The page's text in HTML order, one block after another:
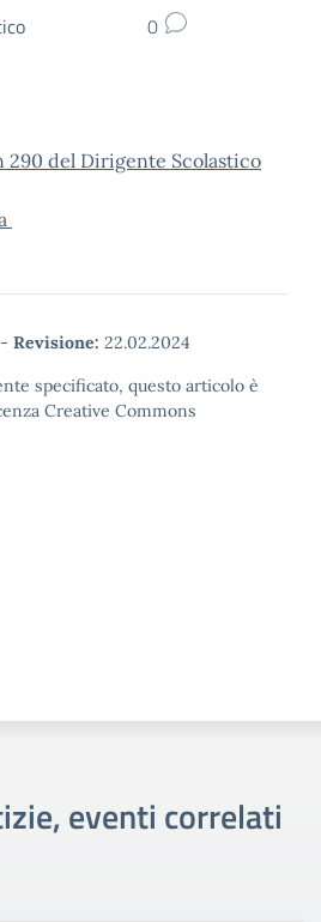
0
290 del Dirigente Scolastico
- Revisione: 22.02.2024
specificato, questo articolo è
Creative Commons
eventi correlati